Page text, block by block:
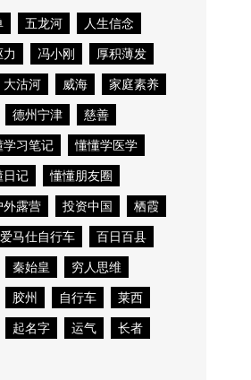
五龙河
人生信念
冯小刚
厚积薄发
大沽河 威海
家庭素养
德州宁津
慈善
学习笔记
懂懂学医学
日记
懂懂朋友圈
外露营 投资中国
栖霞
爱马仕自行车
百日百县
秦始皇
穷人思维
胶州 自行车
莱西
起名字 运气
长者